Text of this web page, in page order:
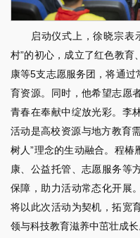
启动仪式上，徐晓宗表
村”的初心，成立了红色教育
康等5支志愿服务团，将通
育资源。同时，他希望志愿
青春在奉献中绽放光彩。李
活动是高校资源与地方教育
树人”理念的生动融合。程椿
康、公益托管、志愿服务等
保障，助力活动常态化开展
将以此次活动为契机，拓宽
领与科技教育滋养中茁壮成长